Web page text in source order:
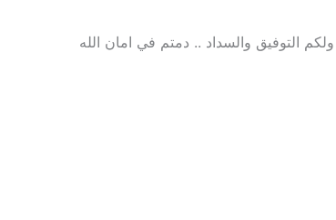
ولكم التوفيق والسداد .. دمتم في امان الله